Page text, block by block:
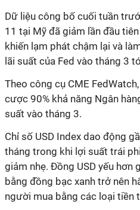
Dữ liệu công bố cuối tuần
11 tại Mỹ đã giảm lần đầu
khiến lạm phát chậm lại và
lãi suất của Fed vào tháng 3
Theo công cụ CME
cược 90% khả năng Ngân
suất vào tháng 3.
Chỉ số USD Index dao động
tháng trong khi lợi suất trái
giảm nhẹ. Đồng USD yếu hơn
bằng đồng bạc xanh trở nên
người mua bằng các loại tiền